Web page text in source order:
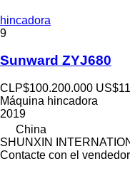
hincadora
9
Sunward ZYJ680
CLP$100.200.000
Máquina hincadora
2019
China
SHUNXIN
Contacte con el vendedor